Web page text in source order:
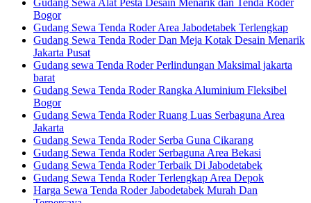
Bogor
Gudang Sewa Tenda Roder Area Jabodetabek Terlengkap
Gudang Sewa Tenda Roder Dan Meja Kotak Desain Menarik
Jakarta Pusat
Gudang sewa Tenda Roder Perlindungan Maksimal jakarta
barat
Gudang Sewa Tenda Roder Rangka Aluminium Fleksibel
Bogor
Gudang Sewa Tenda Roder Ruang Luas Serbaguna Area
Jakarta
Gudang Sewa Tenda Roder Serba Guna Cikarang
Gudang Sewa Tenda Roder Serbaguna Area Bekasi
Gudang Sewa Tenda Roder Terbaik Di Jabodetabek
Gudang Sewa Tenda Roder Terlengkap Area Depok
Harga Sewa Tenda Roder Jabodetabek Murah Dan